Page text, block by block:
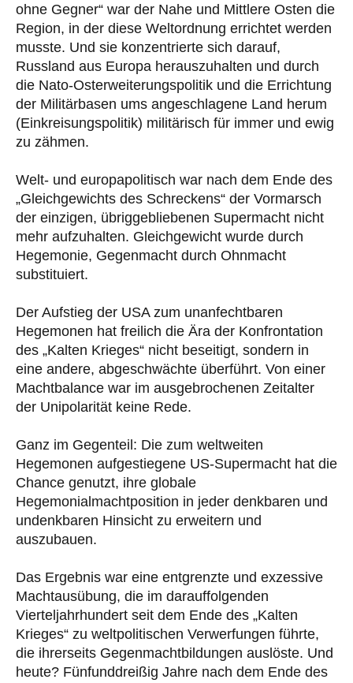
ohne Gegner“ war der Nahe und Mittlere Osten die
Region, in der diese Weltordnung errichtet werden
musste. Und sie konzentrierte sich darauf,
Russland aus Europa herauszuhalten und durch
die Nato-Osterweiterungspolitik und die Errichtung
der Militärbasen ums angeschlagene Land herum
(Einkreisungspolitik) militärisch für immer und ewig
zu zähmen.
Welt- und europapolitisch war nach dem Ende des
„Gleichgewichts des Schreckens“ der Vormarsch
der einzigen, übriggebliebenen Supermacht nicht
mehr aufzuhalten. Gleichgewicht wurde durch
Hegemonie, Gegenmacht durch Ohnmacht
substituiert.
Der Aufstieg der USA zum unanfechtbaren
Hegemonen hat freilich die Ära der Konfrontation
des „Kalten Krieges“ nicht beseitigt, sondern in
eine andere, abgeschwächte überführt. Von einer
Machtbalance war im ausgebrochenen Zeitalter
der Unipolarität keine Rede.
Ganz im Gegenteil: Die zum weltweiten
Hegemonen aufgestiegene US-Supermacht hat die
Chance genutzt, ihre globale
Hegemonialmachtposition in jeder denkbaren und
undenkbaren Hinsicht zu erweitern und
auszubauen.
Das Ergebnis war eine entgrenzte und exzessive
Machtausübung, die im darauffolgenden
Vierteljahrhundert seit dem Ende des „Kalten
Krieges“ zu weltpolitischen Verwerfungen führte,
die ihrerseits Gegenmachtbildungen auslöste. Und
heute? Fünfunddreißig Jahre nach dem Ende des